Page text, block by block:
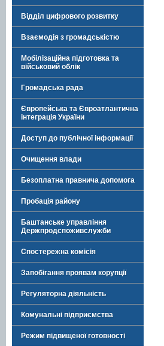
Відділ цифрового розвитку
Взаємодія з громадськістю
Мобілізаційна підготовка та
військовий облік
Громадська рада
Європейська та Євроатлантична
інтеграція України
Доступ до публічної інформації
Очищення влади
Безоплатна правнича допомога
Пробація району
Баштанське управління
Держпродспоживслужби
Спостережна комісія
Запобігання проявам корупції
Регуляторна діяльність
Комунальні підприємства
Режим підвищеної готовності